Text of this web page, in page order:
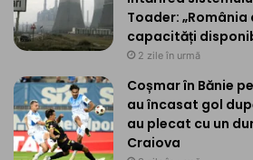
Toader: „România
capacități
2 zile în urmă
Coșmar în Bănie
au încasat gol
au plecat cu un
Craiova